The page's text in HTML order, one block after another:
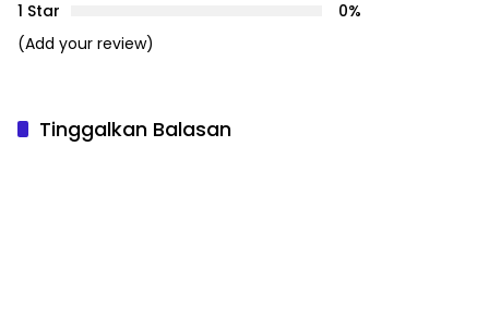
1 Star
0%
(Add your review)
Tinggalkan Balasan